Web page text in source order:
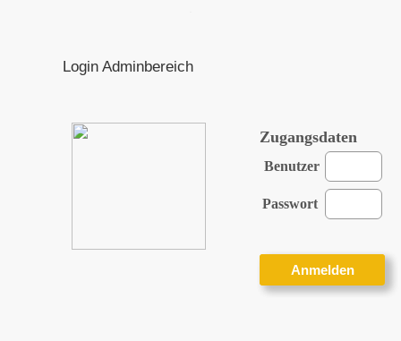
Login Adminbereich
Zugangsdaten
Benutzer
Passwort